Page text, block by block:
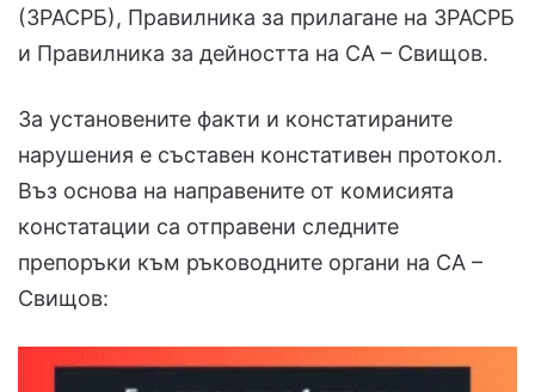
(ЗРАСРБ), Правилника за прилагане на ЗРАСРБ
и Правилника за дейността на СА – Свищов.
За установените факти и констатираните
нарушения е съставен констативен протокол.
Въз основа на направените от комисията
констатации са отправени следните
препоръки към ръководните органи на СА –
Свищов: